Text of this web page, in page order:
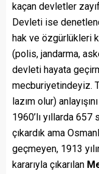
kaçan devletler
Devleti ise
hak ve özgürlükleri
(polis, jandarma,
devleti hayata
mecburiyetindeyiz.
lazım olur)
1960’lı yıllarda 657
çıkardık ama
geçmeyen, 1913
kararıyla çıkarılan